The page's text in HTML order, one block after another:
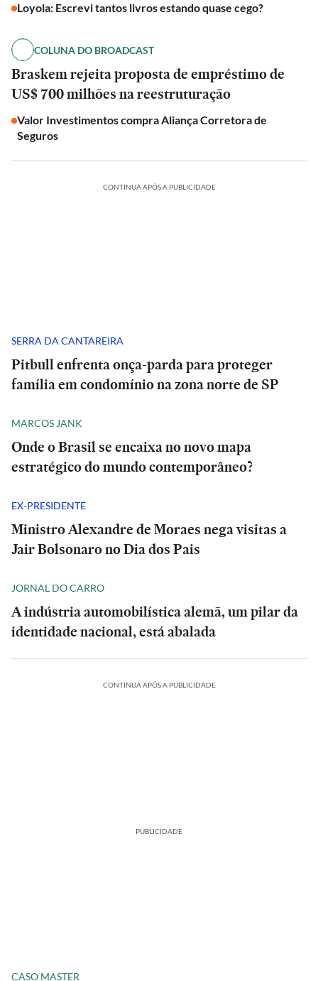
Loyola: Escrevi tantos livros estando quase cego?
COLUNA DO BROADCAST
Braskem rejeita proposta de empréstimo de
US$ 700 milhões na reestruturação
Valor Investimentos compra Aliança Corretora de
Seguros
CONTINUA APÓS A PUBLICIDADE
SERRA DA CANTAREIRA
Pitbull enfrenta onça-parda para proteger
família em condomínio na zona norte de SP
MARCOS JANK
Onde o Brasil se encaixa no novo mapa
estratégico do mundo contemporâneo?
EX-PRESIDENTE
Ministro Alexandre de Moraes nega visitas a
Jair Bolsonaro no Dia dos Pais
JORNAL DO CARRO
A indústria automobilística alemã, um pilar da
identidade nacional, está abalada
CONTINUA APÓS A PUBLICIDADE
PUBLICIDADE
CASO MASTER